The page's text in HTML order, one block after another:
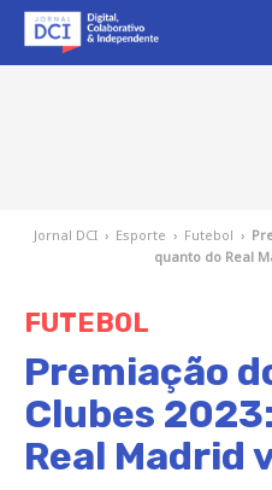
Jornal DCI › Esporte › Futebol ›
quanto do Real
FUTEBOL
Premiação
Clubes
Real Madrid